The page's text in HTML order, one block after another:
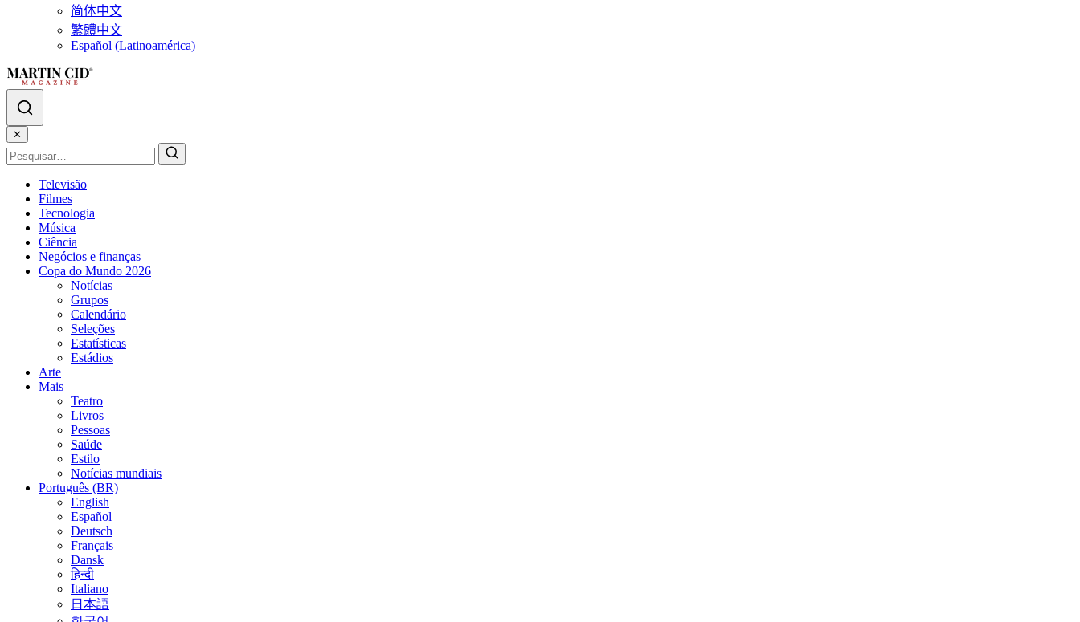
简体中文
繁體中文
Español (Latinoamérica)
✕
Televisão
Filmes
Tecnologia
Música
Ciência
Negócios e finanças
Copa do Mundo 2026
Notícias
Grupos
Calendário
Seleções
Estatísticas
Estádios
Arte
Mais
Teatro
Livros
Pessoas
Saúde
Estilo
Notícias mundiais
Português (BR)
English
Español
Deutsch
Français
Dansk
हिन्दी
Italiano
日本語